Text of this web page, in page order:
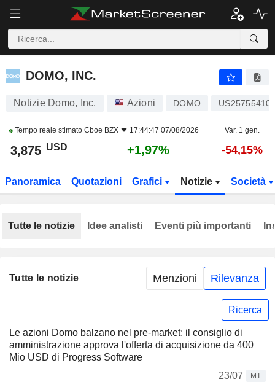
DOMO, INC.
DOMO, INC.
Notizie Domo, Inc. Azioni DOMO
Tempo reale stimato Cboe BZX 17:44:47 07/08/2026 Var. 1 gen.
3,875 USD +1,97% -54,15%
Panoramica Quotazioni Grafici Notizie Società
Tutte le notizie Menzioni Rilevanza
Ricerca
Le azioni Domo balzano nel pre-market: il consiglio di
amministrazione approva l'offerta di acquisizione da 400
Mio USD di Progress Software
23/07
MT
Tutte le notizie Idee analisti Eventi più importanti